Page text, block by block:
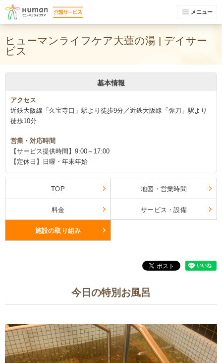
メニュー
ヒューマンライフケア大蓮の湯 | デイサー
ビス
基本情報
アクセス
近鉄大阪線「久宝寺口」駅より徒歩9分／近鉄大阪線「弥刀」駅より
徒歩10分
営業・対応時間
【サービス提供時間】9:00～17:00
【定休日】日曜・年末年始
TOP 地図・営業時間
料金 サービス・設備
施設の取り組み
今日の特別お風呂